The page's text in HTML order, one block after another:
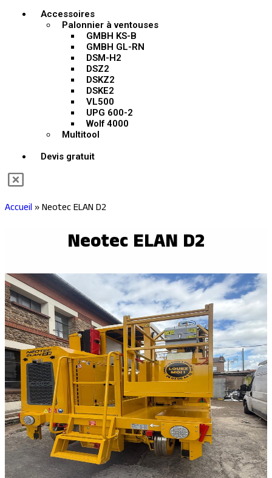
Accessoires
Palonnier à ventouses
GMBH KS-B
GMBH GL-RN
DSM-H2
DSZ2
DSKZ2
DSKE2
VL500
UPG 600-2
Wolf 4000
Multitool
Devis gratuit
Accueil »Neotec ELAN D2
Neotec ELAN D2